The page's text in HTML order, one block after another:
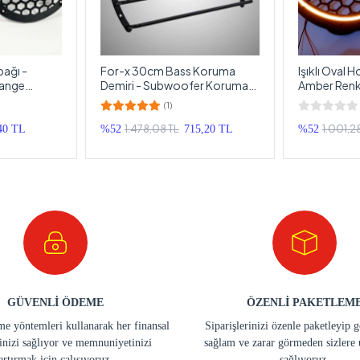
-
TL
For-x 30cm Bass Koruma
Demiri - Subwoofer Koruma
Kapağı 30cm - 1 Adet
(1)
%52 1.478,08 TL 715,20 TL
Işıklı Oval
Amber
Midrange
%52
GÜVENLİ ÖDEME
yöntemleri kullanarak her finansal
sağlıyor ve memnuniyetinizi
ÖZENLİ
Siparişlerinizi özenle paketleyip
sağlam ve zarar görmeden sizlere